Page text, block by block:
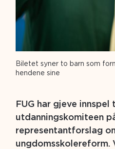
Biletet syner to barn som
hendene sine
FUG har gjeve innspel
utdanningskomiteen
representantforslag
ungdomsskolereform.